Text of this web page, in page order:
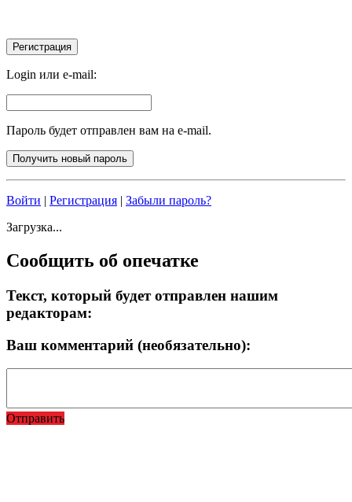
Login или e-mail:
Пароль будет отправлен вам на e-mail.
Войти | Регистрация | Забыли пароль?
Загрузка...
Сообщить об опечатке
Текст, который будет отправлен нашим
редакторам:
Ваш комментарий (необязательно):
Отправить